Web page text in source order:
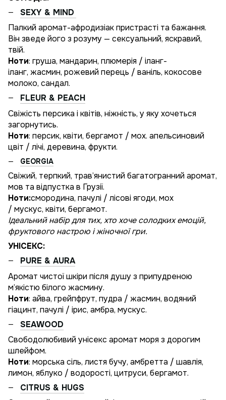
SEXY & MIND
Палкий аромат-афродизіак пристрасті та бажання.
Він зведе його з розуму — сексуальний, яскравий,
твій.
Ноти: груша, мандарин, плюмерія / іланг-
іланг, жасмин, рожевий перець / ваніль, кокосове
молоко, сандал.
FLEUR & PEACH
Свіжість персика і квітів, ніжність, у яку хочеться
загорнутись.
Ноти: персик, квіти, бергамот / мох. апельсиновий
цвіт / лічі, деревина, фрукти.
GEORGIA
Cвіжий, терпкий, трав’янистий багатогранний аромат,
мов та відпустка в Грузії.
Ноти:смородина, пачулі / лісові ягоди, мох
/ мускус, квіти, бергамот.
Ідеальний набір для тих, хто хоче солодких емоцій,
фруктового настрою і жіночної гри.
УНІСЕКС:
PURE & AURA
Аромат чистої шкіри після душу з припудреною
м’якістю білого жасмину.
Ноти: айва, грейпфрут, пудра / жасмин, водяний
гіацинт, пачулі / ірис, амбра, мускус.
SEAWOOD
Свободолюбивий унісекс аромат моря з дорогим
шлейфом.
Ноти: морська сіль, листя бучу, амбретта / шавлія,
лимон, яблуко / водорості, цитруси, бергамот.
CITRUS & HUGS